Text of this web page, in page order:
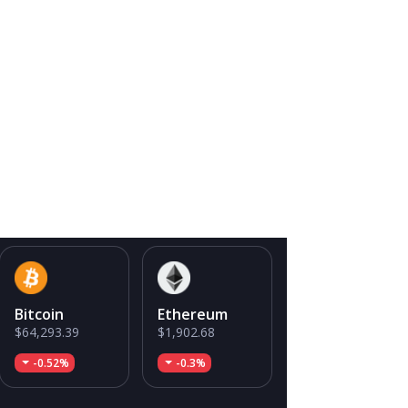
Bitcoin
$64,293.39
-0.52%
Ethereum
$1,902.68
-0.3%